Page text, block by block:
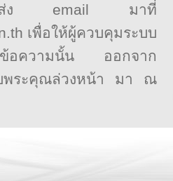
ส่ง email มาที่
เพื่อให้ผู้ควบคุมระบบ
ข้อความนั้น ออกจาก
พระคุณล่วงหน้า มา ณ